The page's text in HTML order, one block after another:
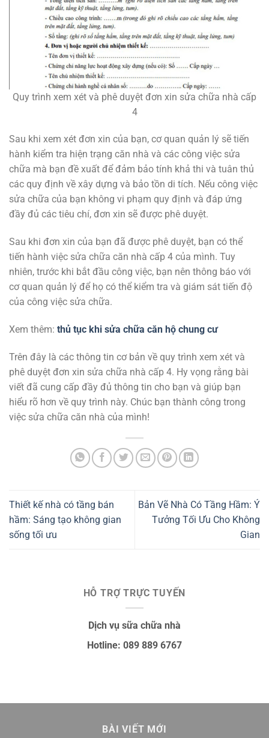
Quy trình xem xét và phê duyệt đơn xin sửa chữa nhà cấp
4
Sau khi xem xét đơn xin của bạn, cơ quan quản lý sẽ tiến
hành kiểm tra hiện trạng căn nhà và các công việc sửa
chữa mà bạn đề xuất để đảm bảo tính khả thi và tuân thủ
các quy định về xây dựng và bảo tồn di tích. Nếu công việc
sửa chữa của bạn không vi phạm quy định và đáp ứng
đầy đủ các tiêu chí, đơn xin sẽ được phê duyệt.
Sau khi đơn xin của bạn đã được phê duyệt, bạn có thể
tiến hành việc sửa chữa căn nhà cấp 4 của mình. Tuy
nhiên, trước khi bắt đầu công việc, bạn nên thông báo với
cơ quan quản lý để họ có thể kiểm tra và giám sát tiến độ
của công việc sửa chữa.
Xem thêm: thủ tục khi sửa chữa căn hộ chung cư
Trên đây là các thông tin cơ bản về quy trình xem xét và
phê duyệt đơn xin sửa chữa nhà cấp 4. Hy vọng rằng bài
viết đã cung cấp đầy đủ thông tin cho bạn và giúp bạn
hiểu rõ hơn về quy trình này. Chúc bạn thành công trong
việc sửa chữa căn nhà của mình!
Thiết kế nhà có tầng bán
hầm: Sáng tạo không gian
sống tối ưu
Bản Vẽ Nhà Có Tầng Hầm: Ý
Tưởng Tối Ưu Cho Không
Gian
HỖ TRỢ TRỰC TUYẾN
Dịch vụ sữa chữa nhà
Hotline: 089 889 6767
BÀI VIẾT MỚI